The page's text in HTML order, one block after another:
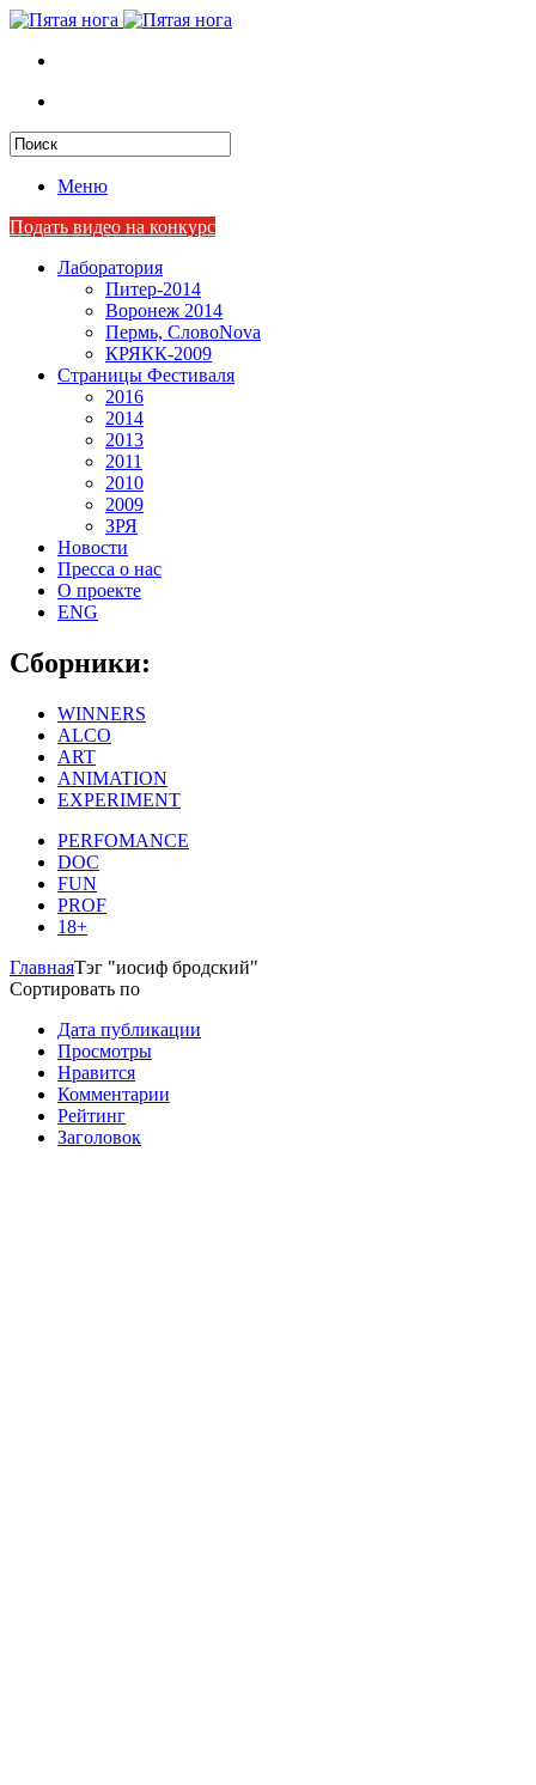
Меню
Подать видео на конкурс
Лаборатория
Питер-2014
Воронеж 2014
Пермь, СловоNova
КРЯКК-2009
Страницы Фестиваля
2016
2014
2013
2011
2010
2009
ЗРЯ
Новости
Пресса о нас
О проекте
ENG
Сборники:
WINNERS
ALCO
ART
ANIMATION
EXPERIMENT
PERFOMANCE
DOC
FUN
PROF
18+
ГлавнаяТэг "иосиф бродский"
Сортировать по
Дата публикации
Просмотры
Нравится
Комментарии
Рейтинг
Заголовок